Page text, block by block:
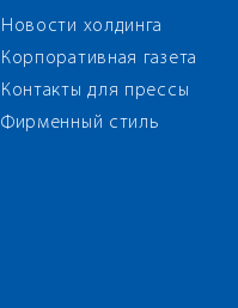
Новости холдинга
Корпоративная газета
Контакты для прессы
Фирменный стиль